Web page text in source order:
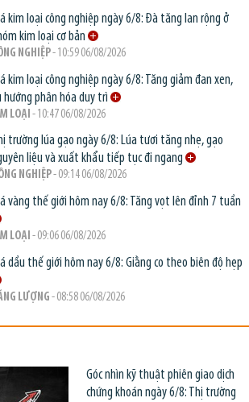
kim loại công nghiệp ngày 6/8: Đà tăng lan rộng ở
kim loại cơ bản
NGHIỆP- 10:59 06/08/2026
kim loại công nghiệp ngày 6/8: Tăng giảm đan xen,
hướng phân hóa duy trì
LOẠI - 10:47 06/08/2026
trường lúa gạo ngày 6/8: Lúa tươi tăng nhẹ, gạo
liệu và xuất khẩu tiếp tục đi ngang
NGHIỆP- 09:14 06/08/2026
vàng thế giới hôm nay 6/8: Tăng vọt lên đỉnh 7 tuần
LOẠI - 09:06 06/08/2026
dầu thế giới hôm nay 6/8: Giằng co theo biên độ hẹp
LƯỢNG - 08:58 06/08/2026
Góc nhìn kỹ thuật phiên giao dịch
chứng khoán ngày 6/8: Thị trường